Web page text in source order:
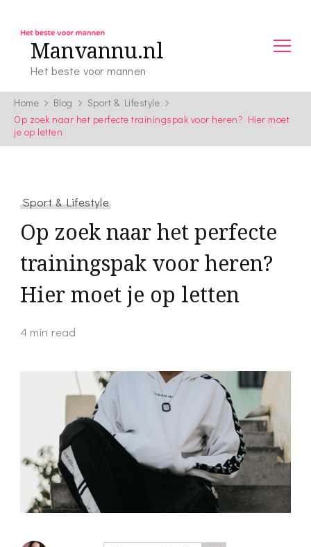
Manvannu.nl
Het beste voor mannen
Home Blog
Sport & Lifestyle
Op zoek naar het perfecte trainingspak voor heren? Hier moet
je op letten
Sport & Lifestyle
Op zoek naar het perfecte
trainingspak voor heren?
Hier moet je op letten
4 min read